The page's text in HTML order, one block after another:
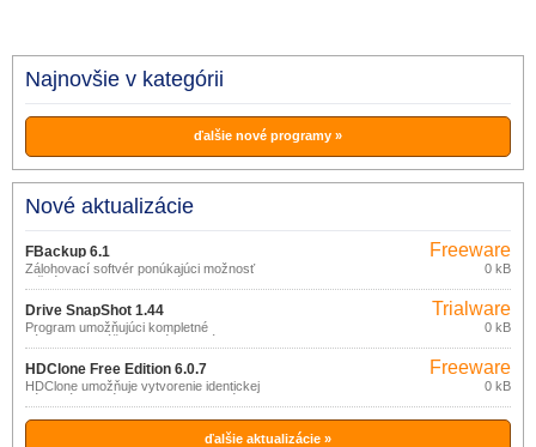
Najnovšie v kategórii
ďalšie nové programy »
Nové aktualizácie
FBackup 6.1
Zálohovací softvér ponúkajúci možnosť
ručného alebo automatického
zálohovania dôležitých dát na ľubovoľné
úložisko pripojené prostredníctvom
USB/Firewire alebo v sieti, v
komprimovanej podobe alebo formou
identickej kópie.
Freeware
0 kB
Drive SnapShot 1.44
Program umožňujúci kompletné
zálohovanie vášho systému a dát formou
obrazu (image) disku.
Trialware
0 kB
HDClone Free Edition 6.0.7
HDClone umožňuje vytvorenie identickej
kópie dát pevného disku na inom médiu
(IDE/ATA/SATA, SCSI a USB disk), na
fyzickej úrovni.
Freeware
0 kB
ďalšie aktualizácie »